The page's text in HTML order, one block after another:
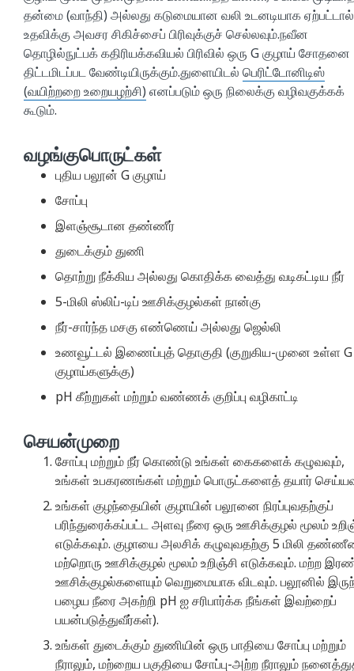
தன்மை (வாந்தி) அல்லது கடுமையான வலி உடனடியாக
உதவிக்கு அவசர சிகிச்சைப் பிரிவுக்குச் செல்லவும்.நவீன
தொழில்நுட்பக் கதிரியக்கவியல் பிரிவில் ஒரு G குழாய் சோதனை
திட்டமிடப்பட வேண்டியிருக்கும்.துளையிடல் பெரிட்டோனிடிஸ்
(வயிற்றறை உறையழற்சி) எனப்படும் ஒரு நிலைக்கு வழிவகுக்கக்
கூடும்.
வழங்குபொருட்கள்
புதிய பலூன் G குழாய்
சோப்பு
இளஞ்சூடான தண்ணீர்
துடைக்கும் துணி
தொற்று நீக்கிய அல்லது கொதிக்க வைத்து வடிகட்டிய நீர்
5-மிலி ஸ்லிப்-டிப் ஊசிக்குழல்கள் நான்கு
நீர்-சார்ந்த மசகு எண்ணெய் அல்லது ஜெல்லி
உணவூட்டல் இணைப்புத் தொகுதி (குறுகிய-முனை உள்ள G
குழாய்களுக்கு)
pH கீற்றுகள் மற்றும் வண்ணக் குறிப்பு வழிகாட்டி
செயன்முறை
சோப்பு மற்றும் நீர் கொண்டு உங்கள் கைகளைக் கழுவவும்,
உங்கள் உபகரணங்கள் மற்றும் பொருட்களைத் தயார்
உங்கள் குழந்தையின் குழாயின் பலூனை நிரப்புவதற்குப்
பரிந்துரைக்கப்பட்ட அளவு நீரை ஒரு ஊசிக்குழல் மூலம்
எடுக்கவும். குழாயை அலசிக் கழுவுவதற்கு 5 மிலி
மற்றொரு ஊசிக்குழல் மூலம் உறிஞ்சி எடுக்கவும். மற்ற
ஊசிக்குழல்களையும் வெறுமையாக விடவும். பலூனில்
பழைய நீரை அகற்றி pH ஐ சரிபார்க்க நீங்கள் இவற்றைப்
பயன்படுத்துவீர்கள்).
உங்கள் துடைக்கும் துணியின் ஒரு பாதியை சோப்பு மற்றும்
நீராலும், மற்றைய பகுதியை சோப்பு-அற்ற நீராலும்